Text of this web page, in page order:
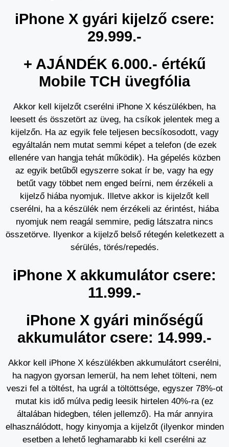
iPhone X gyári kijelző csere:
29.999.-
+ AJÁNDÉK 6.000.- értékű
Mobile TCH üvegfólia
Akkor kell kijelzőt cserélni iPhone X készülékben, ha
leesett és összetört az üveg, ha csíkok jelentek meg a
kijelzőn. Ha az egyik fele teljesen becsíkosodott, vagy
egyáltalán nem mutat semmi képet a telefon (de ezek
ellenére van hangja tehát működik). Ha gépelés közben
az egyik betűből egyszerre sokat ír be, vagy ha egy
betűt vagy többet nem enged beírni, nem érzékeli a
kijelző hiába nyomjuk. Illetve akkor is kijelzőt kell
cserélni, ha a készülék nem érzékeli az érintést, hiába
nyomjuk nem reagál semmire, pedig látszatra nincs
összetörve. Ilyenkor a kijelző belső rétegén keletkezett a
sérülés, törés/repedés.
iPhone X akkumulátor csere:
11.999.-
iPhone X gyári minőségű
akkumulátor csere: 14.999.-
Akkor kell iPhone X készülékben akkumulátort cserélni,
ha nagyon gyorsan lemerül, ha nem lehet tölteni, nem
veszi fel a töltést, ha ugrál a töltöttsége, egyszer 78%-ot
mutat kis idő múlva pedig leesik hirtelen 40%-ra (ez
általában hidegben, télen jellemző). Ha már annyira
elhasználódott, hogy kinyomja a kijelzőt (ilyenkor minden
esetben a lehető leghamarabb ki kell cserélni az